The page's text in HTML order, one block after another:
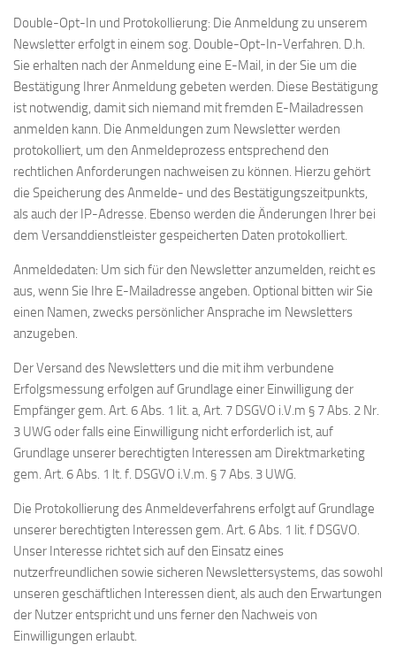
Double-Opt-In und Protokollierung: Die Anmeldung zu unserem
Newsletter erfolgt in einem sog. Double-Opt-In-Verfahren. D.h.
Sie erhalten nach der Anmeldung eine E-Mail, in der Sie um die
Bestätigung Ihrer Anmeldung gebeten werden. Diese Bestätigung
ist notwendig, damit sich niemand mit fremden E-Mailadressen
anmelden kann. Die Anmeldungen zum Newsletter werden
protokolliert, um den Anmeldeprozess entsprechend den
rechtlichen Anforderungen nachweisen zu können. Hierzu gehört
die Speicherung des Anmelde- und des Bestätigungszeitpunkts,
als auch der IP-Adresse. Ebenso werden die Änderungen Ihrer bei
dem Versanddienstleister gespeicherten Daten protokolliert.
Anmeldedaten: Um sich für den Newsletter anzumelden, reicht es
aus, wenn Sie Ihre E-Mailadresse angeben. Optional bitten wir Sie
einen Namen, zwecks persönlicher Ansprache im Newsletters
anzugeben.
Der Versand des Newsletters und die mit ihm verbundene
Erfolgsmessung erfolgen auf Grundlage einer Einwilligung der
Empfänger gem. Art. 6 Abs. 1 lit. a, Art. 7 DSGVO i.V.m § 7 Abs. 2 Nr.
3 UWG oder falls eine Einwilligung nicht erforderlich ist, auf
Grundlage unserer berechtigten Interessen am Direktmarketing
gem. Art. 6 Abs. 1 lt. f. DSGVO i.V.m. § 7 Abs. 3 UWG.
Die Protokollierung des Anmeldeverfahrens erfolgt auf Grundlage
unserer berechtigten Interessen gem. Art. 6 Abs. 1 lit. f DSGVO.
Unser Interesse richtet sich auf den Einsatz eines
nutzerfreundlichen sowie sicheren Newslettersystems, das sowohl
unseren geschäftlichen Interessen dient, als auch den Erwartungen
der Nutzer entspricht und uns ferner den Nachweis von
Einwilligungen erlaubt.